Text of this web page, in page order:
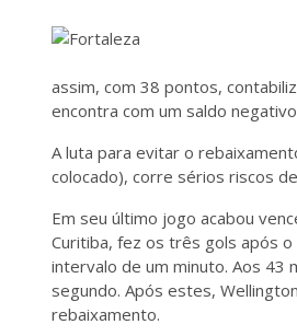
assim, com 38 pontos,
encontra com um saldo
A luta para evitar o
colocado), corre sérios riscos
Em seu último jogo acabou
Curitiba, fez os três gols após
intervalo de um minuto. Aos 43
segundo. Após estes,
rebaixamento.